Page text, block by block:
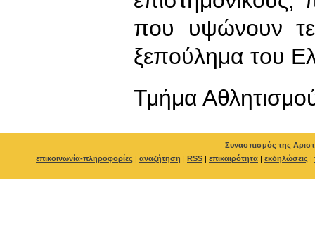
που υψώνουν
ξεπούλημα του
Τμήμα
Συνασπισμός της
επικοινωνία-πληροφορίες | αναζήτηση | RSS | επικαιρότητα | εκδηλώσεις |